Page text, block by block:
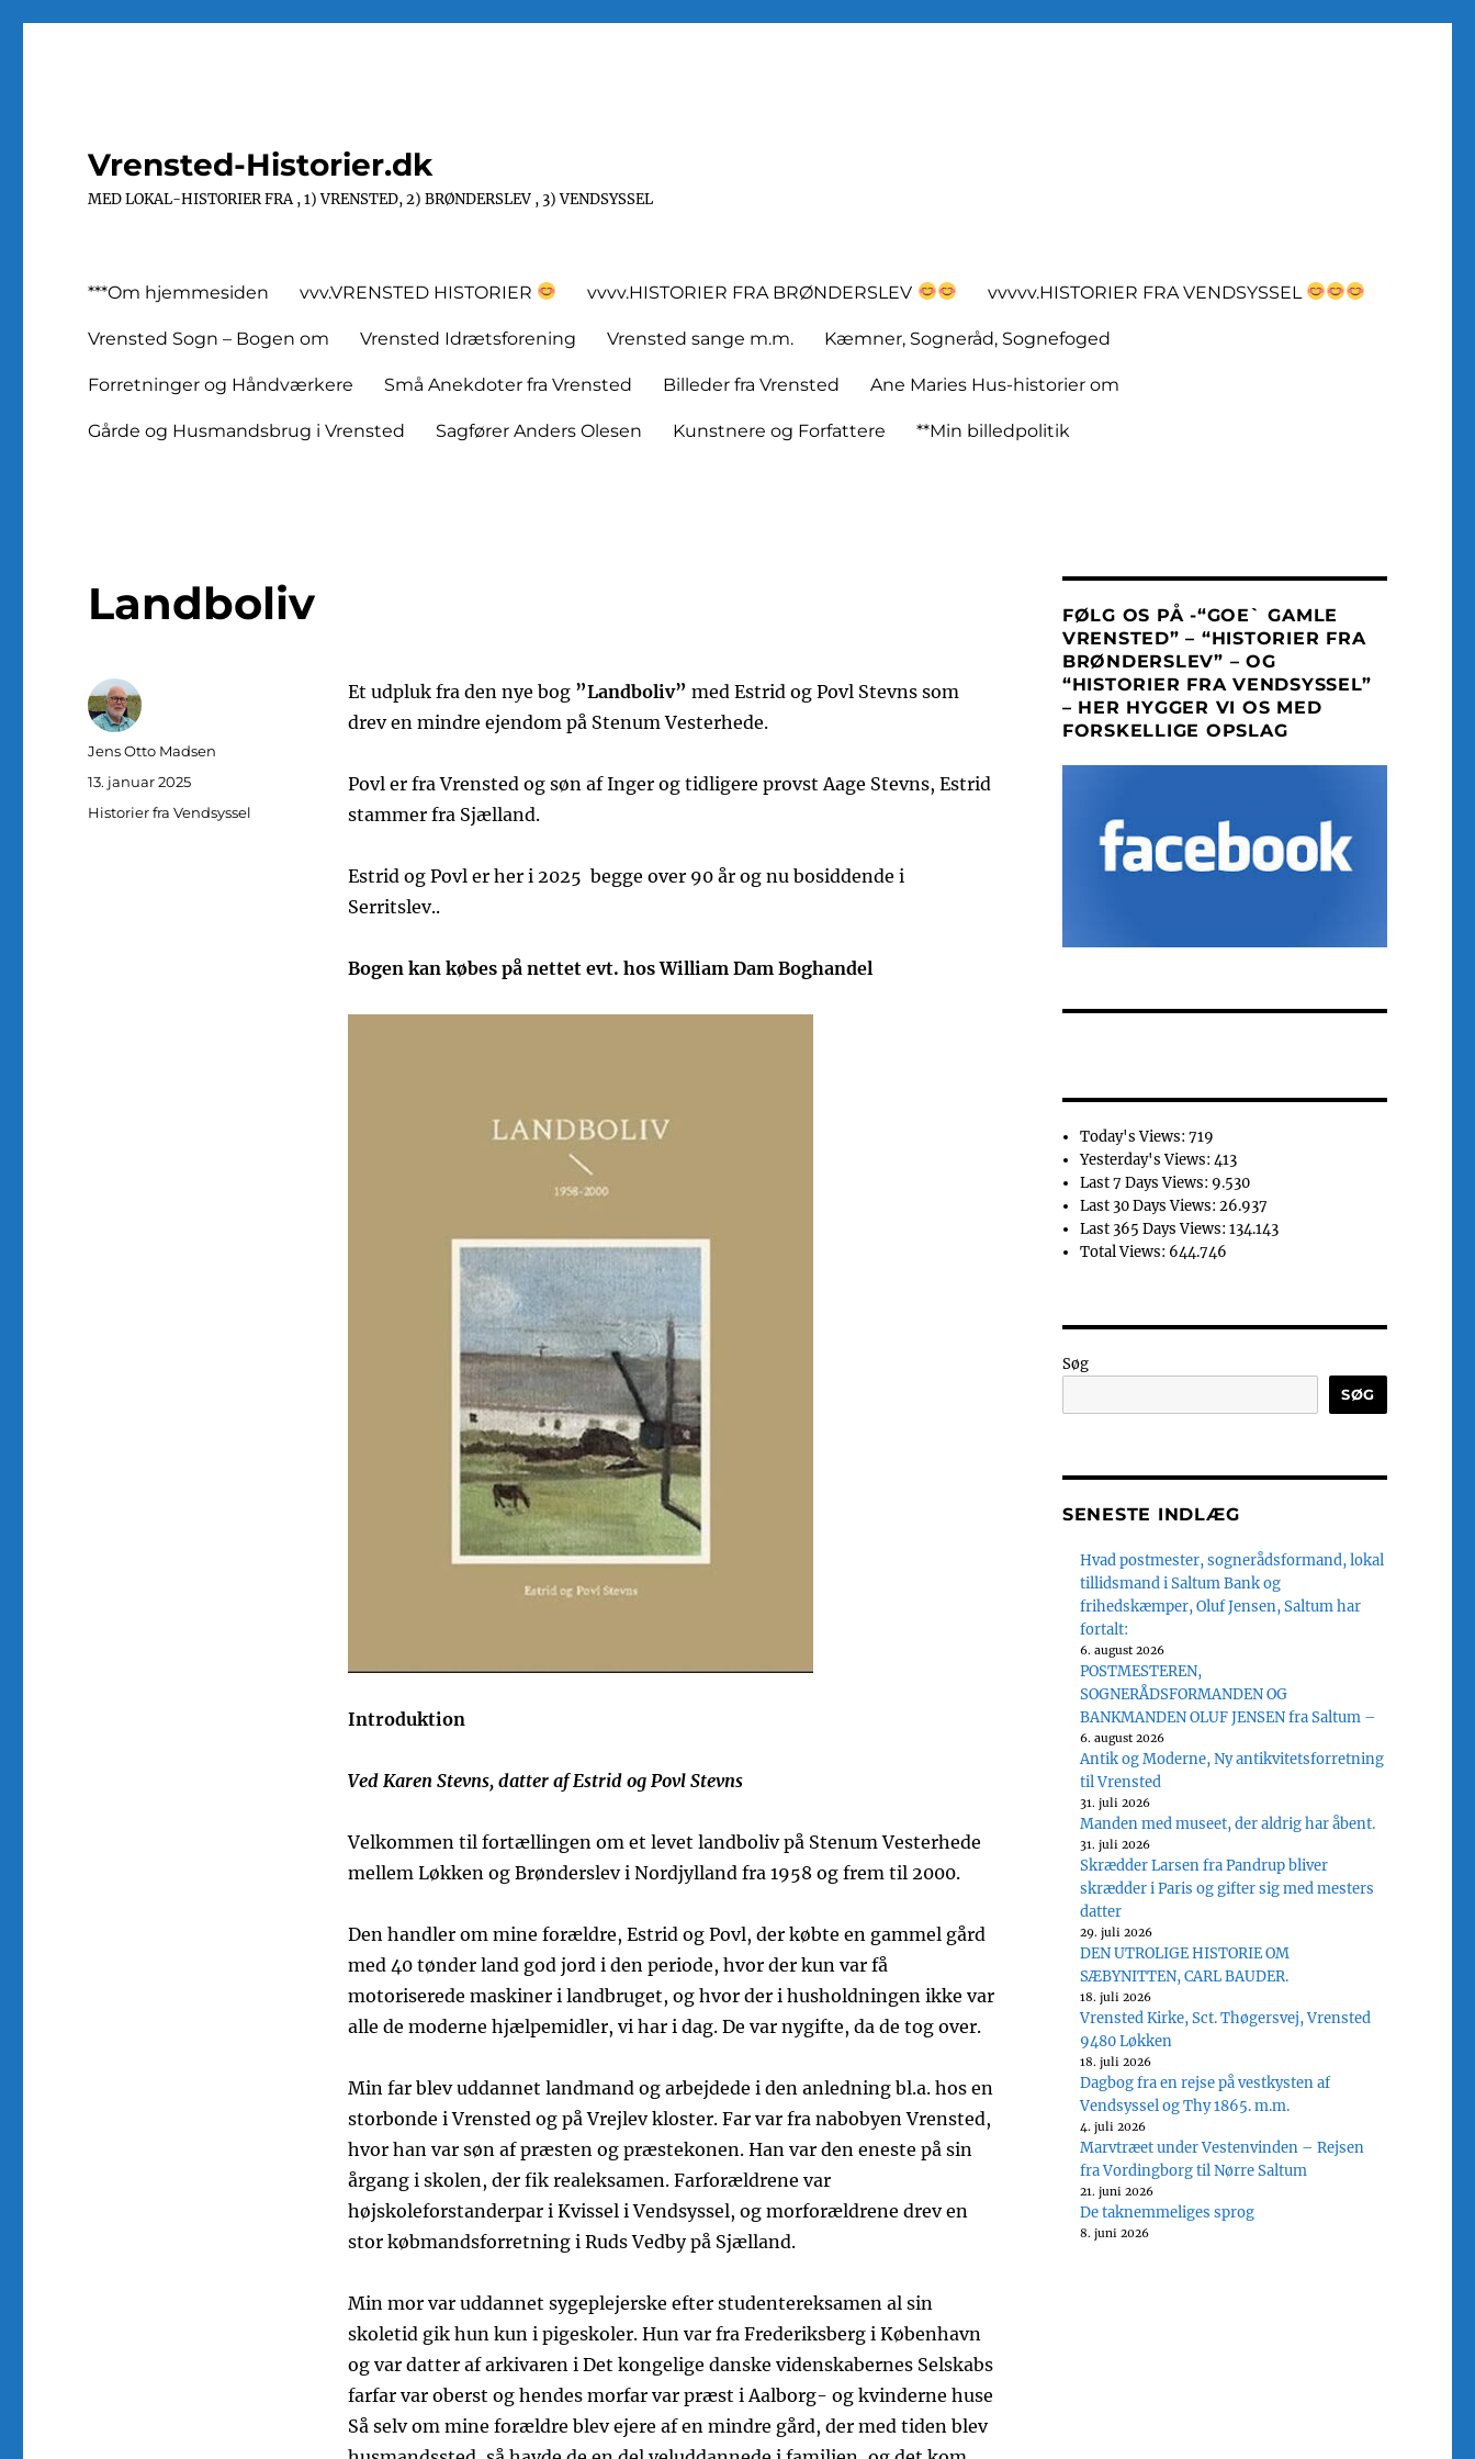
Vrensted-Historier.dk
MED LOKAL-HISTORIER FRA , 1) VRENSTED, 2) BRØNDERSLEV , 3) VENDSYSSEL
***Om hjemmesiden vvv.VRENSTED HISTORIER vvvv.HISTORIER FRA BRØNDERSLEV vvvvv.HISTORIER FRA VENDSYSSEL
Vrensted Sogn – Bogen om Vrensted Idrætsforening Vrensted sange m.m. Kæmner, Sogneråd, Sognefoged
Forretninger og Håndværkere Små Anekdoter fra Vrensted Billeder fra Vrensted Ane Maries Hus-historier om
Gårde og Husmandsbrug i Vrensted Sagfører Anders Olesen Kunstnere og Forfattere **Min billedpolitik
Landboliv
Et udpluk fra den nye bog ”Landboliv” med Estrid og Povl Stevns som
drev en mindre ejendom på Stenum Vesterhede.
Povl er fra Vrensted og søn af Inger og tidligere provst Aage Stevns, Estrid
stammer fra Sjælland.
Estrid og Povl er her i 2025 begge over 90 år og nu bosiddende i
Serritslev..
Bogen kan købes på nettet evt. hos William Dam Boghandel
Introduktion
Ved Karen Stevns, datter af Estrid og Povl Stevns
Velkommen til fortællingen om et levet landboliv på Stenum Vesterhede
mellem Løkken og Brønderslev i Nordjylland fra 1958 og frem til 2000.
Den handler om mine forældre, Estrid og Povl, der købte en gammel gård
med 40 tønder land god jord i den periode, hvor der kun var få
motoriserede maskiner i landbruget, og hvor der i husholdningen ikke var
alle de moderne hjælpemidler, vi har i dag. De var nygifte, da de tog over.
Min far blev uddannet landmand og arbejdede i den anledning bl.a. hos en
storbonde i Vrensted og på Vrejlev kloster. Far var fra nabobyen Vrensted,
hvor han var søn af præsten og præstekonen. Han var den eneste på sin
årgang i skolen, der fik realeksamen. Farforældrene var
højskoleforstanderpar i Kvissel i Vendsyssel, og morforældrene drev en
stor købmandsforretning i Ruds Vedby på Sjælland.
Min mor var uddannet sygeplejerske efter studentereksamen al sin
skoletid gik hun kun i pigeskoler. Hun var fra Frederiksberg i København
og var datter af arkivaren i Det kongelige danske videnskabernes Selskabs
farfar var oberst og hendes morfar var præst i Aalborg- og kvinderne huse
Så selv om mine forældre blev ejere af en mindre gård, der med tiden blev
Forfatter
Jens Otto Madsen
Udgivet
13. januar 2025
Kategorier
Historier fra Vendsyssel
FØLG OS PÅ -“GOE` GAMLE
VRENSTED” – “HISTORIER FRA
BRØNDERSLEV” – OG
“HISTORIER FRA VENDSYSSEL”
– HER HYGGER VI OS MED
FORSKELLIGE OPSLAG
Today's Views:719
Yesterday's Views:413
Last 7 Days Views: 9.530
Last 30 Days Views:26.937
Last 365 Days Views:134.143
Total Views: 644.746
Søg
SØG
SENESTE INDLÆG
Hvad postmester, sognerådsformand, lokal
tillidsmand i Saltum Bank og
frihedskæmper, Oluf Jensen, Saltum har
fortalt:
6. august 2026
POSTMESTEREN,
SOGNERÅDSFORMANDEN OG
BANKMANDEN OLUF JENSEN fra Saltum –
6. august 2026
Antik og Moderne, Ny antikvitetsforretning
til Vrensted
31. juli 2026
Manden med museet, der aldrig har åbent.
31. juli 2026
Skrædder Larsen fra Pandrup bliver
skrædder i Paris og gifter sig med mesters
datter
29. juli 2026
DEN UTROLIGE HISTORIE OM
SÆBYNITTEN, CARL BAUDER.
18. juli 2026
Vrensted Kirke, Sct. Thøgersvej, Vrensted
9480 Løkken
18. juli 2026
Dagbog fra en rejse på vestkysten af
Vendsyssel og Thy 1865. m.m.
4. juli 2026
Marvtræet under Vestenvinden – Rejsen
fra Vordingborg til Nørre Saltum
21. juni 2026
De taknemmeliges sprog
8. juni 2026